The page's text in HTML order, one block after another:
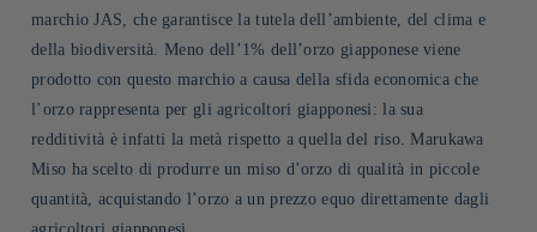
marchio JAS, che garantisce la tutela dell’ambiente, del clima e
della biodiversità. Meno dell’1% dell’orzo giapponese viene
prodotto con questo marchio a causa della sfida economica che
l’orzo rappresenta per gli agricoltori giapponesi: la sua
redditività è infatti la metà rispetto a quella del riso. Marukawa
Miso ha scelto di produrre un miso d’orzo di qualità in piccole
quantità, acquistando l’orzo a un prezzo equo direttamente dagli